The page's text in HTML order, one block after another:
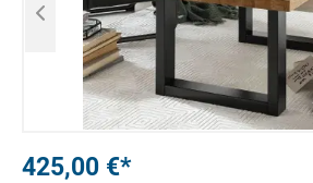
425,00 €*